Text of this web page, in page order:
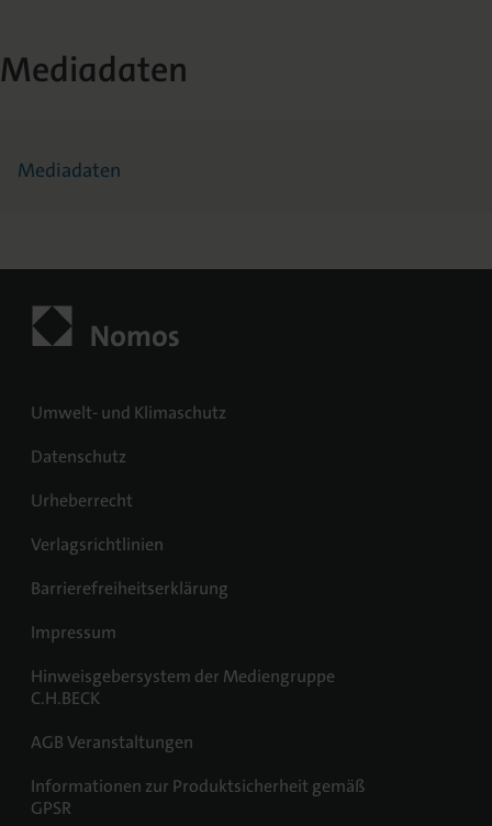
Mediadaten
Mediadaten
Umwelt- und Klimaschutz
Datenschutz
Urheberrecht
Verlagsrichtlinien
Barrierefreiheitserklärung
Impressum
Hinweisgebersystem der Mediengruppe
C.H.BECK
AGB Veranstaltungen
Informationen zur Produktsicherheit gemäß
GPSR